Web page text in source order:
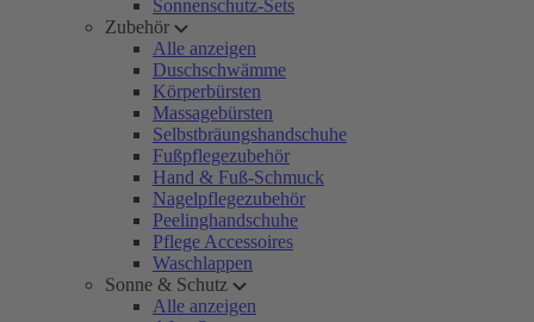
Sonnenschutz-Sets
Zubehör
Alle anzeigen
Duschschwämme
Körperbürsten
Massagebürsten
Selbstbräungshandschuhe
Fußpflegezubehör
Hand & Fuß-Schmuck
Nagelpflegezubehör
Peelinghandschuhe
Pflege Accessoires
Waschlappen
Sonne & Schutz
Alle anzeigen